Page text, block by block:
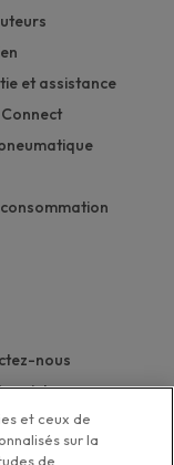
et assistance
nous
assistance
d'accessibilité
et ceux de
sur la
de